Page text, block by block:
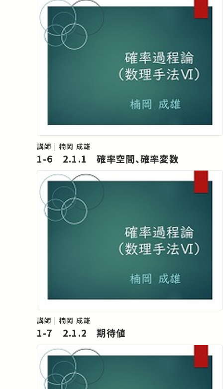
講師 | 楠岡 成雄
1-6 2.1.1 確率空間、確率変数
講師 | 楠岡 成雄
1-7 2.1.2 期待値